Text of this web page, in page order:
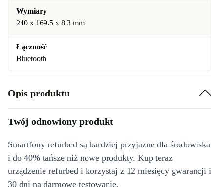
Wymiary
240 x 169.5 x 8.3 mm
Łączność
Bluetooth
Opis produktu
Twój odnowiony produkt
Smartfony refurbed są bardziej przyjazne dla środowiska
i do 40% tańsze niż nowe produkty. Kup teraz
urządzenie refurbed i korzystaj z 12 miesięcy gwarancji i
30 dni na darmowe testowanie.